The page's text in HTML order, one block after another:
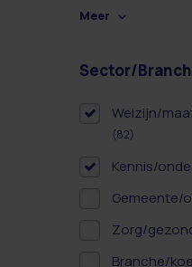
Meer
Sector/
Welzijn/
(82)
Kennis/
Gemeente/
Zorg/
Branche/